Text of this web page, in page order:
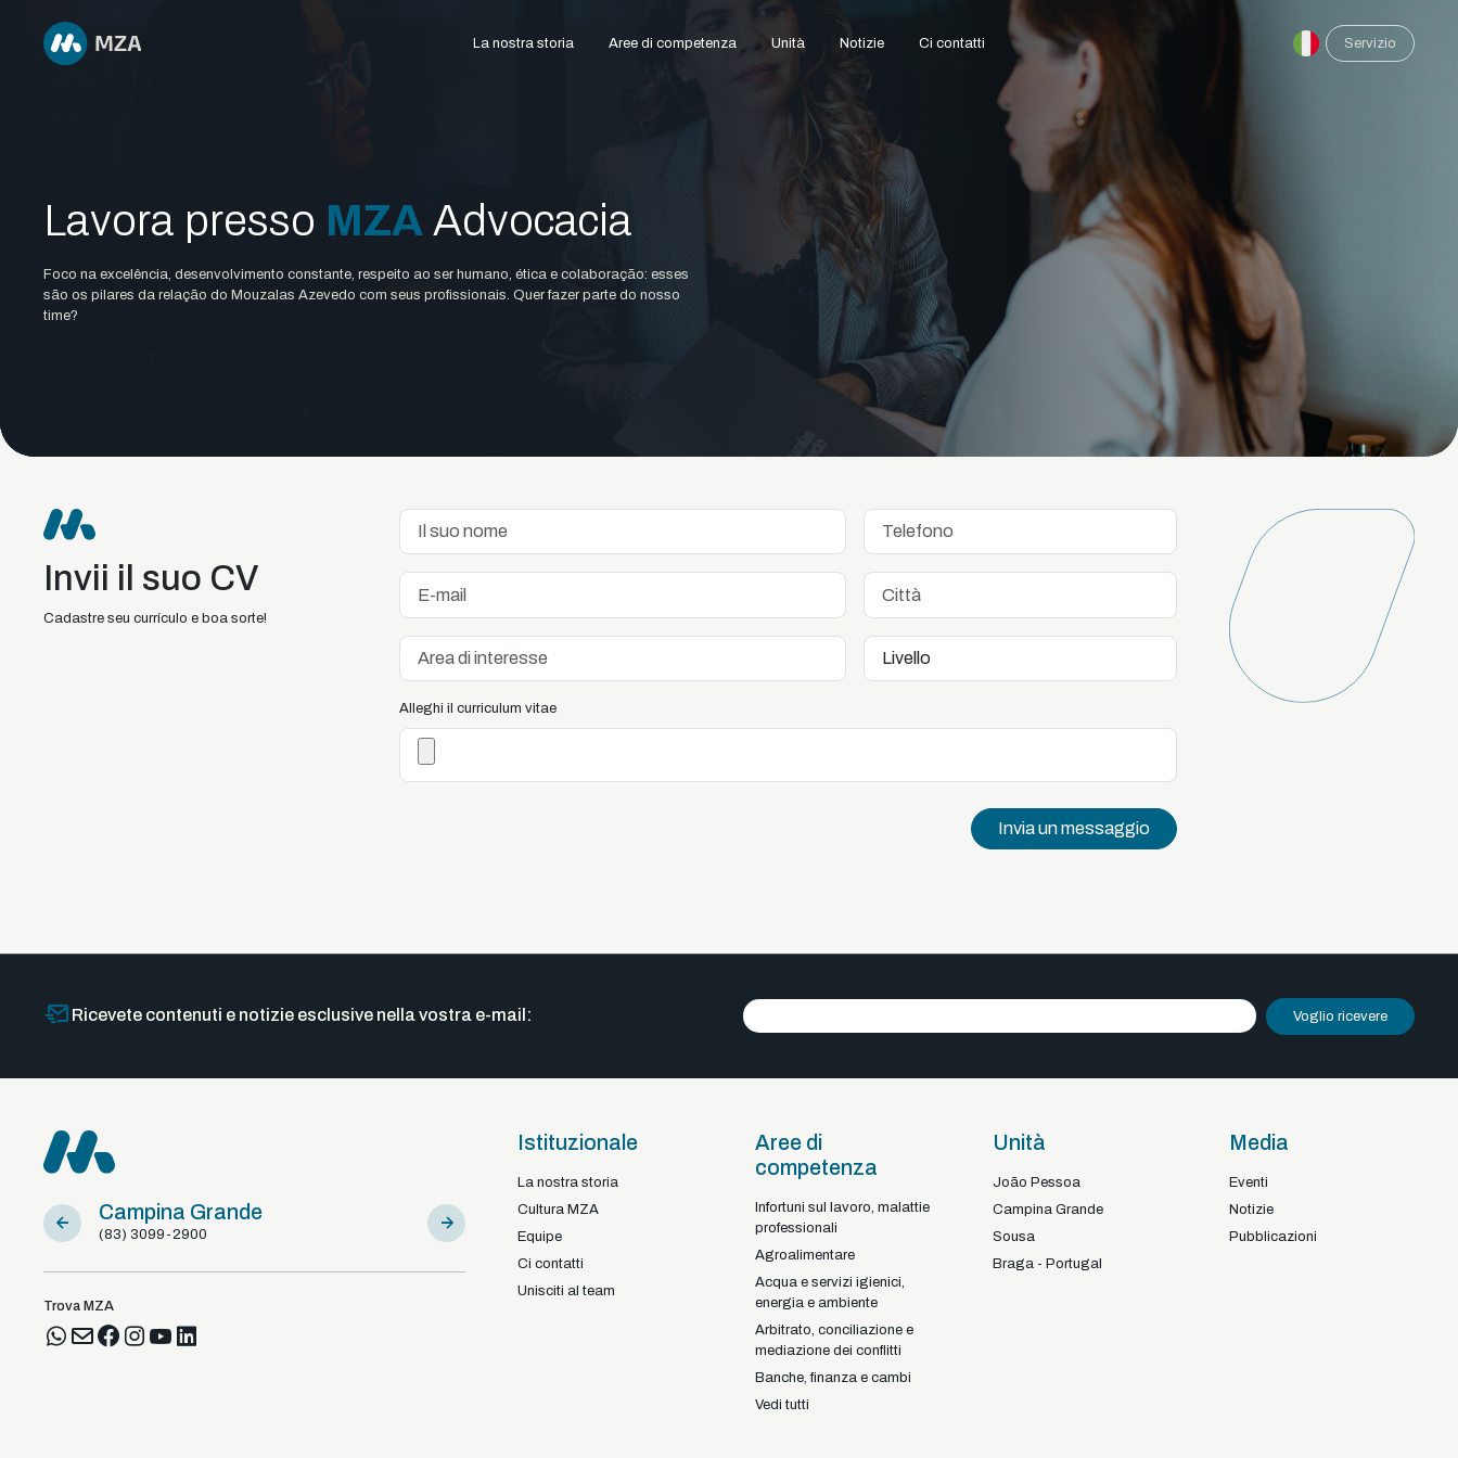
La nostra storia Aree di competenza Unità Notizie Ci contatti Servizio
Lavora presso MZA Advocacia
Foco na excelência, desenvolvimento constante, respeito ao ser humano, ética e colaboração: esses
são os pilares da relação do Mouzalas Azevedo com seus profissionais. Quer fazer parte do nosso
time?
Invii il suo CV
Cadastre seu currículo e boa sorte!
Alleghi il curriculum vitae
Invia un messaggio
Ricevete contenuti e notizie esclusive nella vostra e-mail: Voglio ricevere
Campina Grande
(83) 3099-2900
Sousa
(83) 98122-92925
Braga - Portugal
+351
Trova MZA
Istituzionale
La nostra storia
Cultura MZA
Equipe
Ci contatti
Unisciti al team
Aree di
competenza
Infortuni sul lavoro, malattie
professionali
Agroalimentare
Acqua e servizi igienici,
energia e ambiente
Arbitrato, conciliazione e
mediazione dei conflitti
Banche, finanza e cambi
Vedi tutti
Unità
João Pessoa
Campina Grande
Sousa
Braga - Portugal
Media
Eventi
Notizie
Pubblicazioni